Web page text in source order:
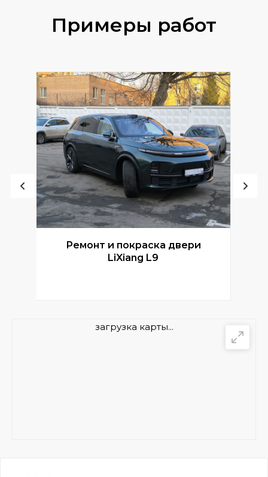
Примеры работ
Ремонт и покраска двери
LiXiang L9
загрузка карты...